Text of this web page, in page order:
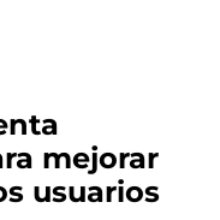
mejorar
usuarios